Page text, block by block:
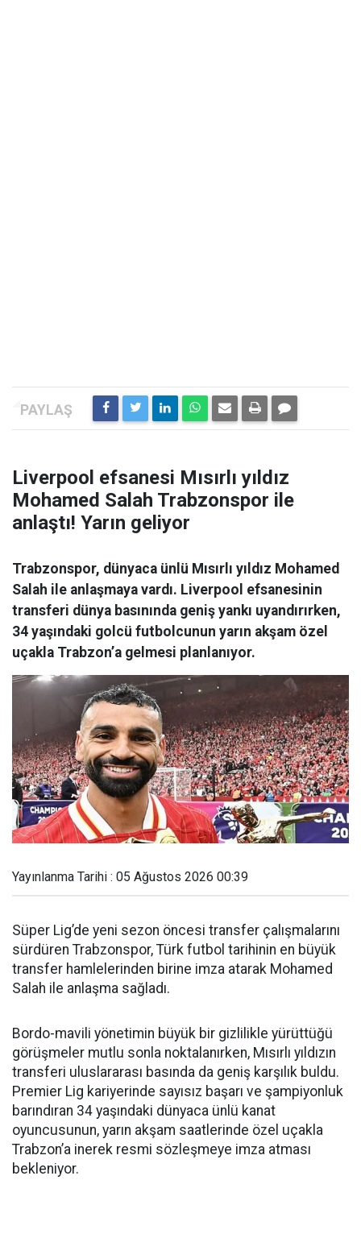
Liverpool efsanesi Mısırlı yıldız
Mohamed Salah Trabzonspor ile
anlaştı! Yarın geliyor
Trabzonspor, dünyaca ünlü Mısırlı yıldız Mohamed
Salah ile anlaşmaya vardı. Liverpool efsanesinin
transferi dünya basınında geniş yankı uyandırırken,
34 yaşındaki golcü futbolcunun yarın akşam özel
uçakla Trabzon’a gelmesi planlanıyor.
Yayınlanma Tarihi : 05 Ağustos 2026 00:39
Süper Lig’de yeni sezon öncesi transfer çalışmalarını
sürdüren Trabzonspor, Türk futbol tarihinin en büyük
transfer hamlelerinden birine imza atarak Mohamed
Salah ile anlaşma sağladı.
Bordo-mavili yönetimin büyük bir gizlilikle yürüttüğü
görüşmeler mutlu sonla noktalanırken, Mısırlı yıldızın
transferi uluslararası basında da geniş karşılık buldu.
Premier Lig kariyerinde sayısız başarı ve şampiyonluk
barındıran 34 yaşındaki dünyaca ünlü kanat
oyuncusunun, yarın akşam saatlerinde özel uçakla
Trabzon’a inerek resmi sözleşmeye imza atması
bekleniyor.